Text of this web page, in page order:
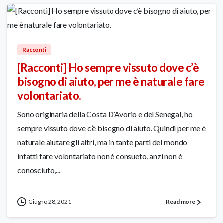
2
Racconti
[Racconti] Ho sempre vissuto dove c’è
bisogno di aiuto, per me è naturale fare
volontariato.
Sono originaria della Costa D’Avorio e del Senegal, ho
sempre vissuto dove c’è bisogno di aiuto. Quindi per me è
naturale aiutare gli altri, ma in tante parti del mondo
infatti fare volontariato non è consueto, anzi non è
conosciuto,...
Giugno 28, 2021 Read more